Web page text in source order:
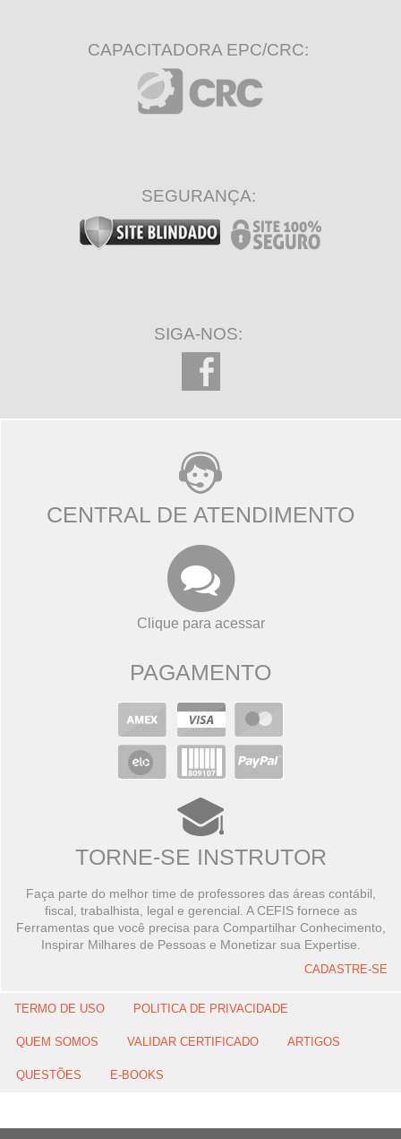
CAPACITADORA EPC/CRC:
SEGURANÇA:
SIGA-NOS:
CENTRAL DE ATENDIMENTO
Clique para acessar
PAGAMENTO
TORNE-SE INSTRUTOR
Faça parte do melhor time de professores das áreas contábil,
fiscal, trabalhista, legal e gerencial. A CEFIS fornece as
Ferramentas que você precisa para Compartilhar Conhecimento,
Inspirar Milhares de Pessoas e Monetizar sua Expertise.
CADASTRE-SE
TERMO DE USO POLITICA DE PRIVACIDADE
QUEM SOMOS VALIDAR CERTIFICADO ARTIGOS
QUESTÕES E-BOOKS